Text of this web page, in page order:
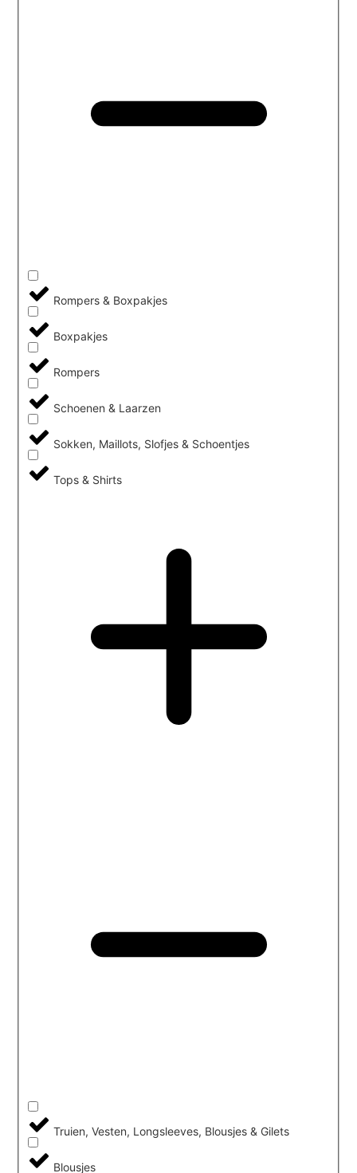
Rompers & Boxpakjes
Boxpakjes
Rompers
Schoenen & Laarzen
Sokken, Maillots, Slofjes & Schoentjes
Tops & Shirts
Truien, Vesten, Longsleeves, Blousjes & Gilets
Blousjes